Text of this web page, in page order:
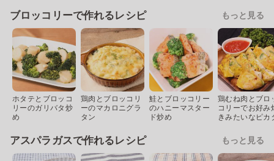
ブロッコリーで作れるレシピ もっと見る
ホタテとブロッコ
リーのガリバタ炒
め
鶏肉とブロッコリ
ーのマカロニグラ
タン
鮭とブロッコリー
のハニーマスター
ド炒め
鶏むね肉とブロ
コリーでお好み
きみたいなピカ
アスパラガスで作れるレシピ もっと見る